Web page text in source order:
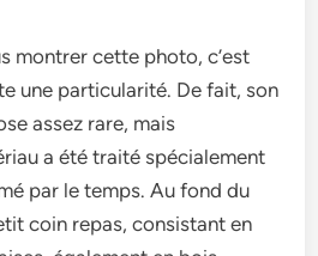
montrer cette photo, c’est
une particularité. De fait, son
assez rare, mais
a été traité spécialement
par le temps. Au fond du
coin repas, consistant en